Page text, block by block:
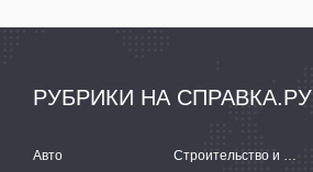
РУБРИКИ НА СПРАВКА.РУ
Авто Строительство и ремонт